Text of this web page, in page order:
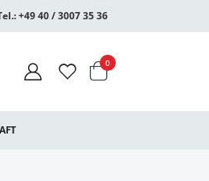
+49 40 / 3007 35 36
Warenkorb
0Artikel